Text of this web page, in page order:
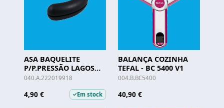
ASA BAQUELITE
P/P.PRESSÃO LAGOS
SILAMPOS -
040.A.222019918
4,90 € ✓Em stock
BALANÇA COZINHA
TEFAL - BC 5400 V1
004.B.BC5400
40,90 €